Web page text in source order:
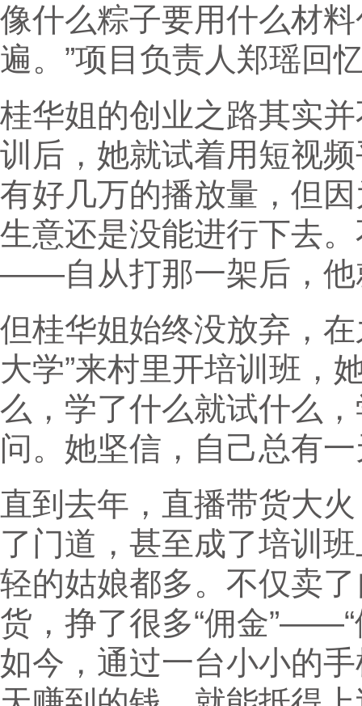
像什么粽子要用什么材
遍。”项目负责人郑瑶回
桂华姐的创业之路其实
训后，她就试着用短视
有好几万的播放量，但
生意还是没能进行下去
——自从打那一架后，他
但桂华姐始终没放弃，
大学”来村里开培训班，
么，学了什么就试什么
问。她坚信，自己总有
直到去年，直播带货大
了门道，甚至成了培训
轻的姑娘都多。不仅卖
货，挣了很多“佣金
如今，通过一台小小的